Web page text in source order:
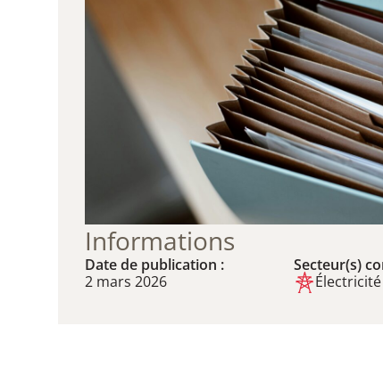
Informations
Date de publication :
2 mars 2026
Secteur(s)
Électricité